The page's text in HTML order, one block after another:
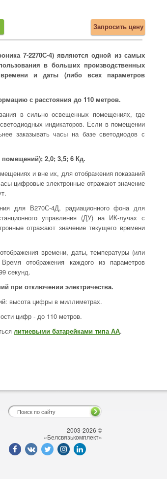
Запросить цену
7-2270С-4) являются одной из самых
в больших производственных
и даты (либо всех параметров
с расстояния до 110 метров.
в сильно освещенных помещениях, где
индикаторов. Если в помещении
заказывать часы на базе светодиодов с
2,0; 3,5; 6 Кд.
и вне их, для отображения показаний
цифровые электронные отражают значение
для В270С-4Д, радиационного фона для
управления (ДУ) на ИК-лучах с
отражают значение текущего времени
времени, даты, температуры (или
отображения каждого из параметров
секунд.
при отключении электричества.
высота цифры в миллиметрах.
цифр - до 110 метров.
литиевыми батарейками типа АА.
2003-2026 ©
«Белсвязькомплект»